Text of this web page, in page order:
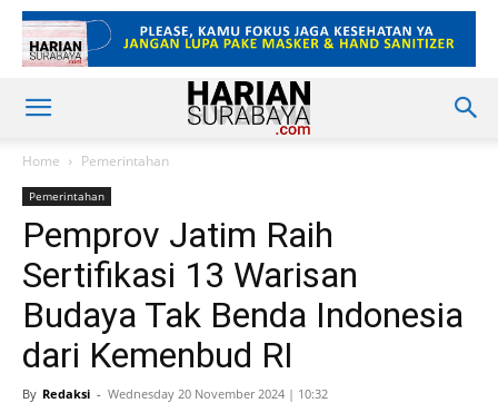
Home Pemerintahan
Pemerintahan
Pemprov Jatim Raih
Sertifikasi 13 Warisan
Budaya Tak Benda Indonesia
dari Kemenbud RI
By Redaksi - Wednesday 20 November 2024 | 10:32